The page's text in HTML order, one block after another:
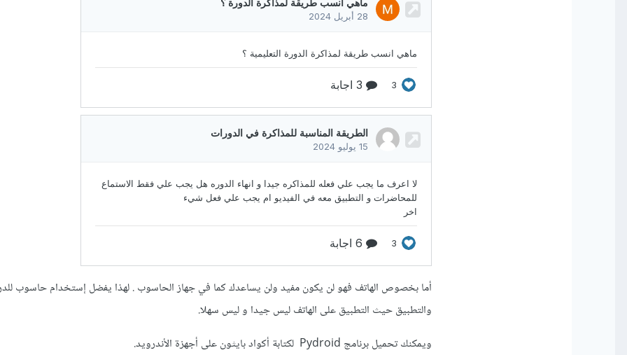
أما بخصوص الهاتف فهو لن يكون مفيد ولن يساعدك كما في جهاز الحاسوب . لهذا يفضل إستخدام حاسوب
والتطبيق حيث التطبيق على الهاتف ليس جيدا و ليس سهلا.
ويمكنك تحميل برنامج Pydroid لكتابة أكواد بايثون على أجهزة الأندرويد.